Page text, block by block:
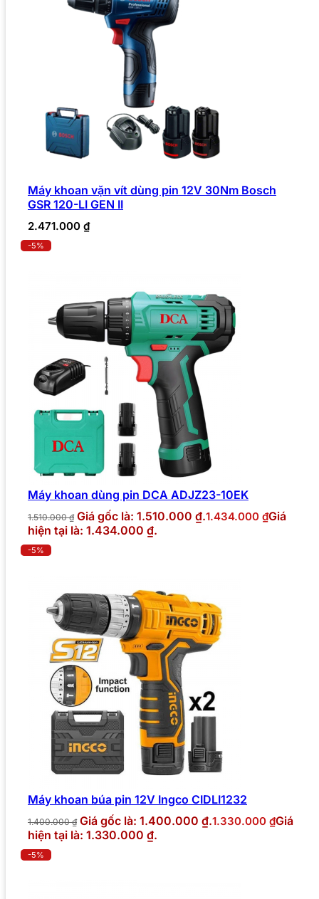
Máy khoan vặn vít dùng pin 12V 30Nm Bosch
GSR 120-LI GEN II
2.471.000 ₫
-5%
Máy khoan dùng pin DCA ADJZ23-10EK
1.510.000₫ Giá gốc là: 1.510.000 ₫.1.434.000 ₫Giá
hiện tại là: 1.434.000 ₫.
-5%
Máy khoan búa pin 12V Ingco CIDLI1232
1.400.000₫ Giá gốc là: 1.400.000 ₫.1.330.000 ₫Giá
hiện tại là: 1.330.000 ₫.
-5%